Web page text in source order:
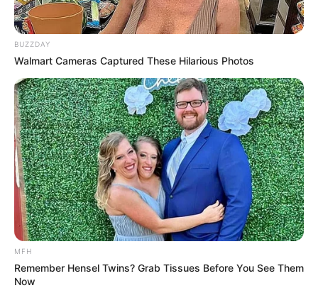
10 Epic Failures That Were Completely
Preventable — Find Out
BRAINBERRIES
Sensational Seductress: Demi Moore's Most
Scandalous Performances
BRAINBERRIES
BUZZDAY
Walmart Cameras Captured These Hilarious Photos
MFH
Remember Hensel Twins? Grab Tissues Before You See Them
Now